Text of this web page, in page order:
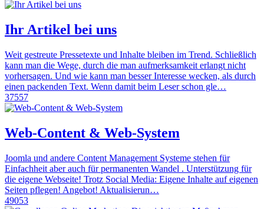
Ihr Artikel bei uns
Weit gestreute Pressetexte und Inhalte bleiben im Trend. Schließlich
kann man die Wege, durch die man aufmerksamkeit erlangt nicht
vorhersagen. Und wie kann man besser Interesse wecken, als durch
einen packenden Text. Wenn damit beim Leser schon gle…
37557
Web-Content & Web-System
Joomla und andere Content Management Systeme stehen für
Einfachheit aber auch für permanenten Wandel . Unterstützung für
die eigene Webseite! Trotz Social Media: Eigene Inhalte auf eigenen
Seiten pflegen! Angebot! Aktualisierun…
49053